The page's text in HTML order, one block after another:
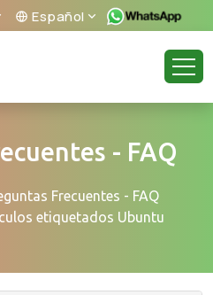
Español
- FAQ
Frecuentes - FAQ
etiquetados Ubuntu